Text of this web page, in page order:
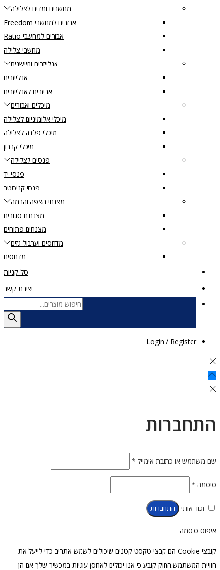
מחשבים ומדים לצלילה
אבזרים למחשבי Freedom
אבזרים למחשבי Ratio
מחשבי צלילה
אנלייזרים וחיישנים
אנלייזרים
אביזרים לאנלייזרים
מיכלים ואבזרים
מיכלי אלומיניום לצלילה
מיכלי פלדה לצלילה
מיכלי קרבון
פנסים לצלילה
פנסי יד
פנסי קניסטר
מצנחי הצפה והרמה
מצנחים סגורים
מצנחים פתוחים
מדחסים וערבול גזים
מדחסים
סל קניות
יצירת קשר
Products
Login / Register
התחברות
שם משתמש או כתובת אימייל *חובה
סיסמה *חובה
זכור אותי התחברות
איפוס סיסמה
קובצי Cookie הם קבצי טקסט קטנים שיכולים לשמש אתרים כדי לייעל את
חוויית המשתמש.החוק קובע כי אנו יכולים לאחסן עוגיות במכשיר שלך אם הן